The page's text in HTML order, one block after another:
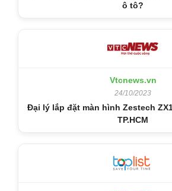
ô tô?
Vtcnews.vn
24/10/2023
Đại lý lắp đặt màn hình Zestech
TP.HCM